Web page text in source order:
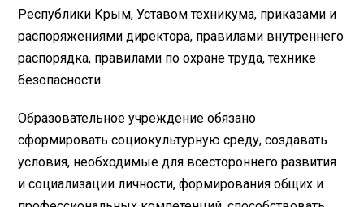
Республики Крым, Уставом техникума, приказами и
распоряжениями директора, правилами внутреннего
распорядка, правилами по охране труда, технике
безопасности.
Образовательное учреждение обязано
сформировать социокультурную среду, создавать
условия, необходимые для всестороннего развития
и социализации личности, формирования общих и